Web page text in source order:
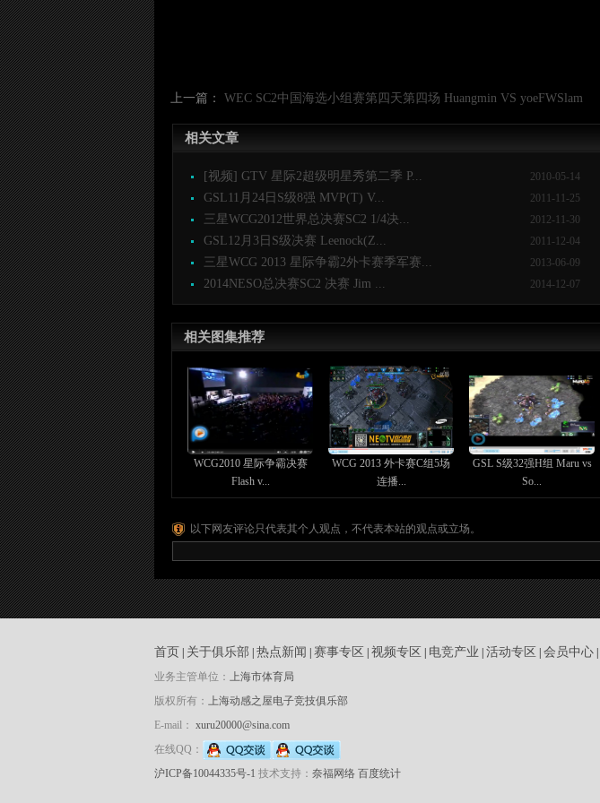
上一篇： WEC SC2中国海选小组赛第四天第四场 Huangmin VS yoeFWSlam
相关文章
2010-05-14
[视频] GTV 星际2超级明星秀第二季 P...
2011-11-25
GSL11月24日S级8强 MVP(T) V...
2012-11-30
三星WCG2012世界总决赛SC2 1/4决...
2011-12-04
GSL12月3日S级决赛 Leenock(Z...
2013-06-09
三星WCG 2013 星际争霸2外卡赛季军赛...
2014-12-07
2014NESO总决赛SC2 决赛 Jim ...
相关图集推荐
WCG2010 星际争霸决赛
Flash v...
WCG 2013 外卡赛C组5场
连播...
GSL S级32强H组 Maru vs
So...
以下网友评论只代表其个人观点，不代表本站的观点或立场。
首页 关于俱乐部 热点新闻 赛事专区 视频专区 电竞产业 活动专区 会员中心
业务主管单位： 上海市体育局
版权所有： 上海动感之屋电子竞技俱乐部
E-mail： xuru20000@sina.com
在线QQ：
沪ICP备10044335号-1 技术支持： 奈福网络 百度统计